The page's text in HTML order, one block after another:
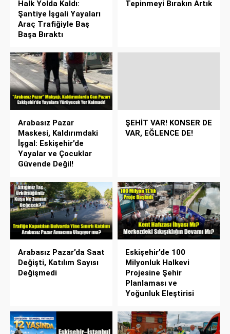
Halk Yolda Kaldı:
Şantiye İşgali Yayaları
Araç Trafiğiyle Baş
Başa Bıraktı
Tepinmeyi Bırakın Artık
Arabasız Pazar
Maskesi, Kaldırımdaki
İşgal: Eskişehir’de
Yayalar ve Çocuklar
Güvende Değil!
ŞEHİT VAR! KONSER DE
VAR, EĞLENCE DE!
Arabasız Pazar’da Saat
Değişti, Katılım Sayısı
Değişmedi
Eskişehir’de 100
Milyonluk Halkevi
Projesine Şehir
Planlaması ve
Yoğunluk Eleştirisi